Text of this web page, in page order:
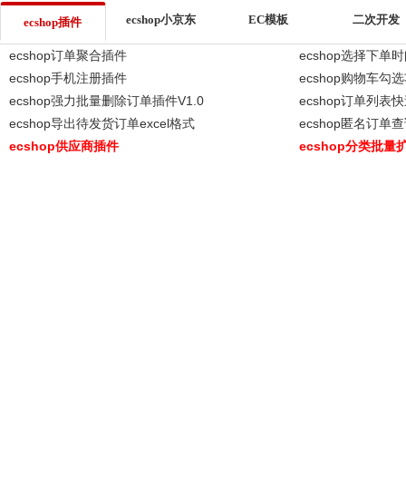
ecshop插件 ecshop小京东 EC模板 二次开发
ecshop订单聚合插件
ecshop选择下单
ecshop手机注册插件
ecshop购物车勾
ecshop强力批量删除订单插件V1.0
ecshop订单列表
ecshop导出待发货订单excel格式
ecshop匿名订单
ecshop供应商插件
ecshop分类批量